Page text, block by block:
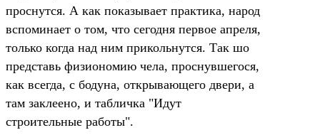
проснутся. А как показывает практика, народ
вспоминает о том, что сегодня первое апреля,
только когда над ним прикольнутся. Так шо
представь физиономию чела, проснувшегося,
как всегда, с бодуна, открывающего двери, а
там заклеено, и табличка "Идут
строительные работы".